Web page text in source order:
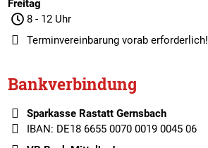
Freitag
8 - 12 Uhr
Terminvereinbarungvorab erforderlich!
Bankverbindung
Sparkasse Rastatt Gernsbach
IBAN: DE18 6655 0070 0019 0045 06